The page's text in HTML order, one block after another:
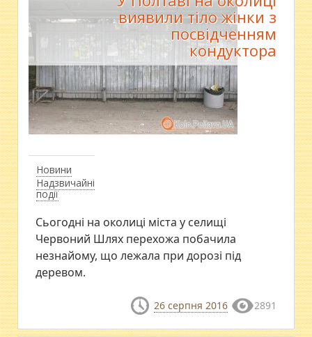
Новини
Надзвичайні
події
виявили тіло жінки з
посвідченням
кондуктора
Сьогодні на околиці міста у селищі
Червоний Шлях перехожа побачила
незнайому, що лежала при дорозі під
деревом.
26 серпня 2016 2891